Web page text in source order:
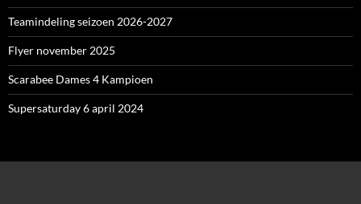
Teamindeling seizoen 2026-2027
Flyer november 2025
Scarabee Dames 4 Kampioen
Supersaturday 6 april 2024